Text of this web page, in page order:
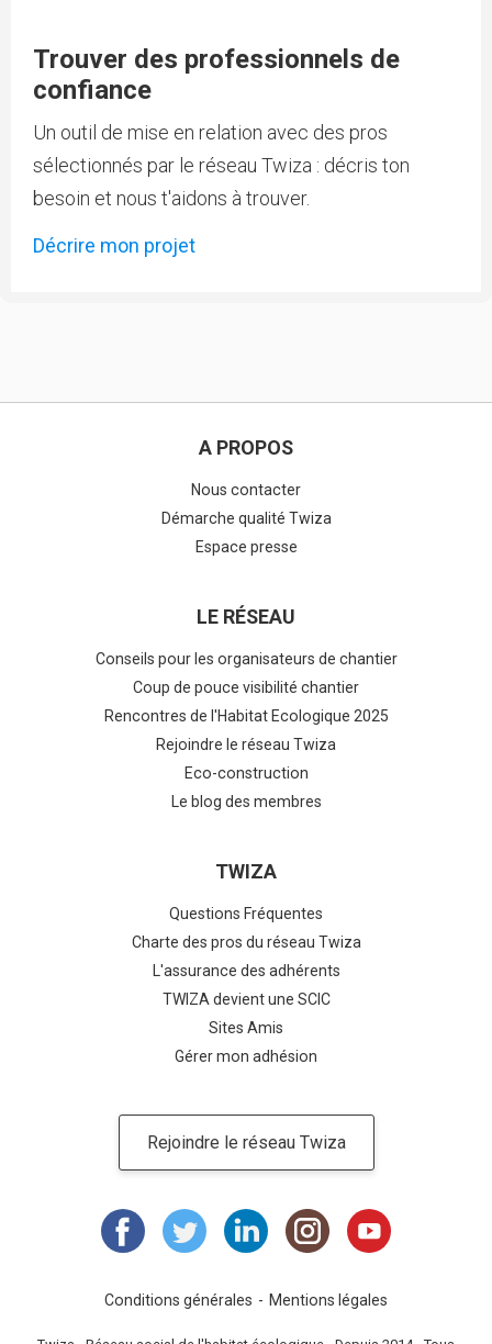
Trouver des professionnels de
confiance
Un outil de mise en relation avec des pros
sélectionnés par le réseau Twiza : décris ton
besoin et nous t'aidons à trouver.
Décrire mon projet
A PROPOS
Nous contacter
Démarche qualité Twiza
Espace presse
LE RÉSEAU
Conseils pour les organisateurs de chantier
Coup de pouce visibilité chantier
Rencontres de l'Habitat Ecologique 2025
Rejoindre le réseau Twiza
Eco-construction
Le blog des membres
TWIZA
Questions Fréquentes
Charte des pros du réseau Twiza
L'assurance des adhérents
TWIZA devient une SCIC
Sites Amis
Gérer mon adhésion
Rejoindre le réseau Twiza
Conditions générales Mentions légales